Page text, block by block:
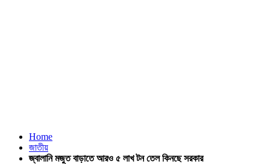
Home
জাতীয়
জ্বালানি মজুত বাড়াতে আরও ৫ লাখ টন তেল কিনছে সরকার